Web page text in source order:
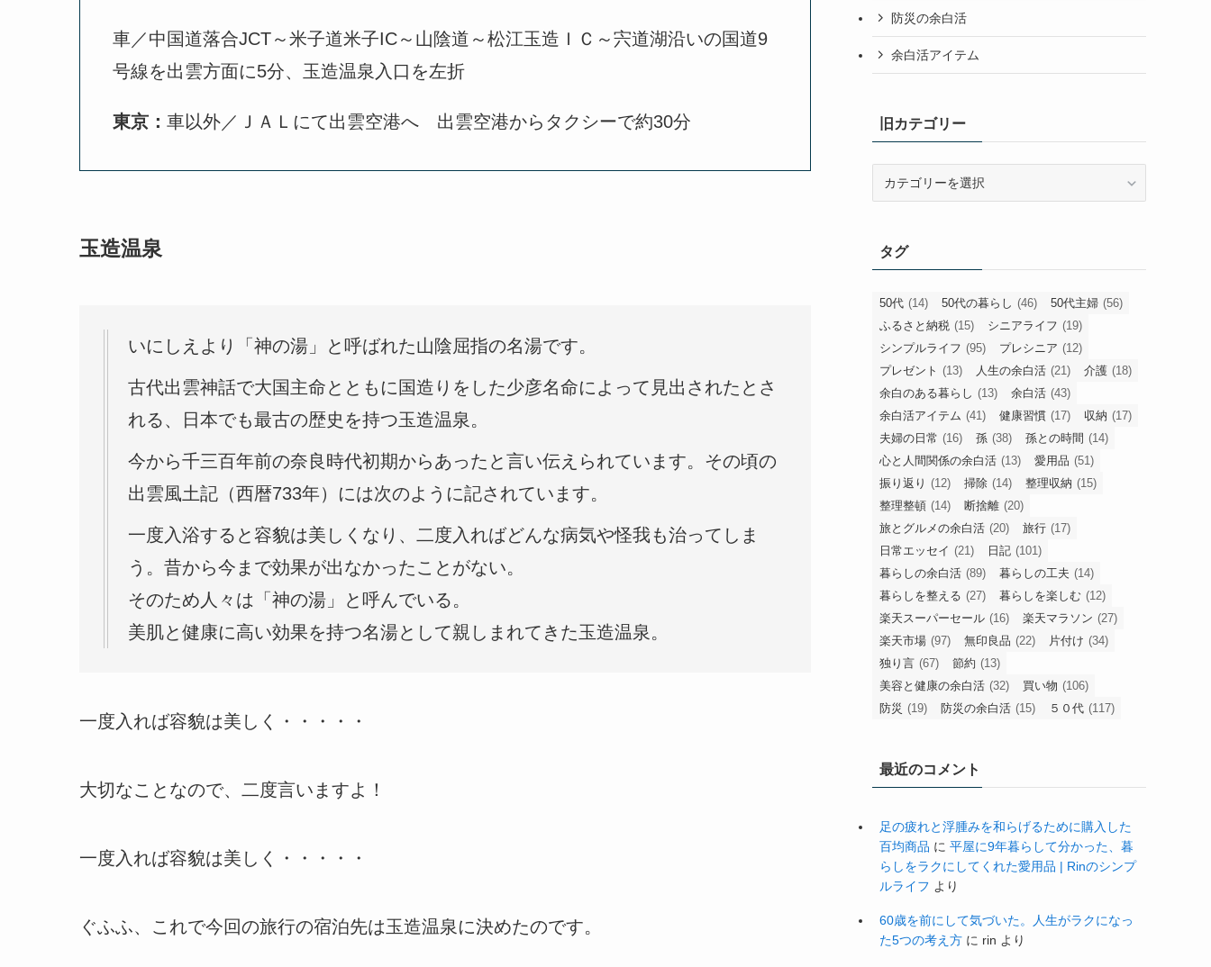
車／中国道落合JCT～米子道米子IC～山陰道～松江玉造ＩＣ～宍道湖沿いの国道9
号線を出雲方面に5分、玉造温泉入口を左折
東京： 車以外／ＪＡＬにて出雲空港へ 出雲空港からタクシーで約30分
玉造温泉
いにしえより「神の湯」と呼ばれた山陰屈指の名湯です。
古代出雲神話で大国主命とともに国造りをした少彦名命によって見出されたとさ
れる、日本でも最古の歴史を持つ玉造温泉。
今から千三百年前の奈良時代初期からあったと言い伝えられています。その頃の
出雲風土記（西暦733年）には次のように記されています。
一度入浴すると容貌は美しくなり、二度入ればどんな病気や怪我も治ってしま
う。昔から今まで効果が出なかったことがない。
そのため人々は「神の湯」と呼んでいる。
美肌と健康に高い効果を持つ名湯として親しまれてきた玉造温泉。
一度入れば容貌は美しく・・・・・
大切なことなので、二度言いますよ！
一度入れば容貌は美しく・・・・・
ぐふふ、これで今回の旅行の宿泊先は玉造温泉に決めたのです。
防災の余白活
余白活アイテム
旧カテゴリー
リ
ー
タグ
50代 (14) 50代の暮らし (46) 50代主婦 (56)
ふるさと納税 (15) シニアライフ (19)
シンプルライフ (95) プレシニア (12)
プレゼント (13) 人生の余白活 (21) 介護 (18)
余白のある暮らし (13) 余白活 (43)
余白活アイテム (41) 健康習慣 (17) 収納 (17)
夫婦の日常 (16) 孫 (38) 孫との時間 (14)
心と人間関係の余白活 (13) 愛用品 (51)
振り返り (12) 掃除 (14) 整理収納 (15)
整理整頓 (14) 断捨離 (20)
旅とグルメの余白活 (20) 旅行 (17)
日常エッセイ (21) 日記 (101)
暮らしの余白活 (89) 暮らしの工夫 (14)
暮らしを整える (27) 暮らしを楽しむ (12)
楽天スーパーセール (16) 楽天マラソン (27)
楽天市場 (97) 無印良品 (22) 片付け (34)
独り言 (67) 節約 (13)
美容と健康の余白活 (32) 買い物 (106)
防災 (19) 防災の余白活 (15) ５０代 (117)
最近のコメント
足の疲れと浮腫みを和らげるために購入した
百均商品 に 平屋に9年暮らして分かった、暮
らしをラクにしてくれた愛用品 | Rinのシンプ
ルライフ より
60歳を前にして気づいた。人生がラクになっ
た5つの考え方 に rin より